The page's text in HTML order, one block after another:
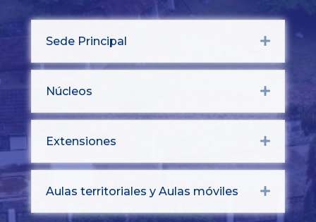
Sede Principal Expand
Núcleos Expand
Extensiones Expand
Aulas territoriales y Aulas móviles Expand